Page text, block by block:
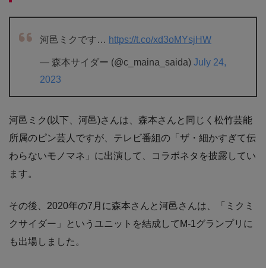
河邑ミクです… https://t.co/xd3oMYsjHW
— 森本サイダー (@c_maina_saida) July 24,
2023
河邑ミク(以下、河邑)さんは、森本さんと同じく松竹芸能
所属のピン芸人ですが、テレビ番組の「ザ・細かすぎて伝
わらないモノマネ」に出演して、コラボネタを披露してい
ます。
その後、2020年の7月に森本さんと河邑さんは、「ミクミ
クサイダー」というユニットを結成してM-1グランプリに
も出場しました。